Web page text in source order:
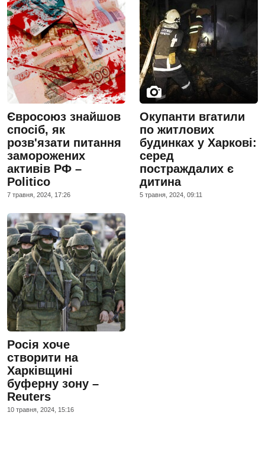
Євросоюз знайшов
спосіб, як
розв'язати питання
заморожених
активів РФ –
Politico
7 травня, 2024, 17:26
Окупанти вгатили
по житлових
будинках у Харкові:
серед
постраждалих є
дитина
5 травня, 2024, 09:11
Росія хоче
створити на
Харківщині
буферну зону –
Reuters
10 травня, 2024, 15:16